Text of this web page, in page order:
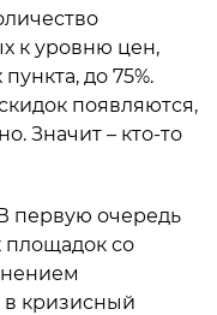
к уровню цен,
до 75%.
появляются,
Значит – кто-то
первую очередь
площадок со
в кризисный